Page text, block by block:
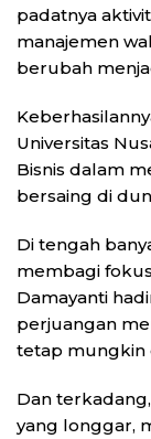
padatnya
manajemen
berubah
Universitas
Bisnis dalam
bersaing di
Di tengah
membagi
Damayanti
perjuangan
tetap mungkin
Dan
yang longgar,